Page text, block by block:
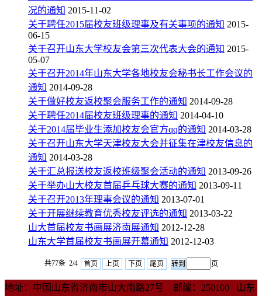
况的通知 2015-11-02
关于聘任2015届校友班级理事及有关事项的通知 2015-
06-15
关于召开山东大学校友会第三次代表大会的通知 2015-
05-07
关于召开2014年山东大学各地校友会秘书长工作会议的
通知 2014-09-28
关于做好校友返校聚会服务工作的通知 2014-09-28
关于聘任2014届校友班级理事的通知 2014-04-10
关于2014届毕业生添加校友会官方qq的通知 2014-03-28
关于召开山东大学天津校友大会并征集在津校友信息的
通知 2014-03-28
关于汇总报送校友返校班级聚会活动的通知 2013-09-26
关于举办山大校友首届乒乓球大赛的通知 2013-09-11
关于召开2013年理事会议的通知 2013-07-01
关于开展继续教育优秀校友评选的通知 2013-03-22
山大首届校友书画展济南展通知 2012-12-28
山东大学首届校友书画展开幕通知 2012-12-03
共77条 2/4 首页 上页 下页 尾页 页
地址：中国山东省济南市山大南路27号 邮编：250100 山东